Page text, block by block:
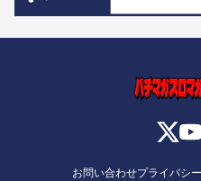
お問い合わせプライバシ